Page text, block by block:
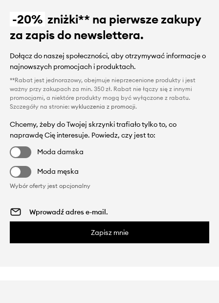
-20% zniżki** na pierwsze zakupy
za zapis do newslettera.
Dołącz do naszej społeczności, aby otrzymywać informacje o
najnowszych promocjach i produktach.
**Rabat jest jednorazowy, obejmuje nieprzecenione produkty i jest
ważny przy zakupach za min. 350 zł. Rabat nie łączy się z innymi
promocjami, a niektóre produkty mogą być wyłączone z rabatu.
Szczegóły na stronie: wykluczenia z promocji.
Chcemy, żeby do Twojej skrzynki trafiało tylko to, co
naprawdę Cię interesuje. Powiedz, czy jest to:
Moda damska
Moda męska
Wybór oferty jest opcjonalny
Zapisz mnie